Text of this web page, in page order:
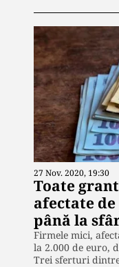
27 Nov. 2020, 19:30
Toate
afectate
până la
Firmele mici,
la 2.000 de euro,
Trei sferturi